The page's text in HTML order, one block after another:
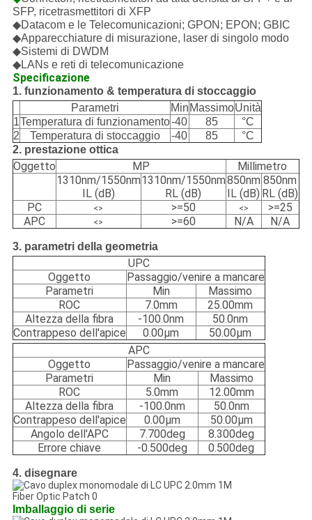
SFP, ricetrasmettitori di XFP
◆Datacom e le Telecomunicazioni; GPON; EPON; GBIC
◆Apparecchiature di misurazione, laser di singolo modo
◆Sistemi di DWDM
◆LANs e reti di telecomunicazione
Specificazione
1. funzionamento & temperatura di stoccaggio
Parametri
Min MassimoUnità
1Temperatura di funzionamento-40 85
°C
2
Temperatura di stoccaggio -40 85
°C
2. prestazione ottica
Oggetto MP
Millimetro
1310nm/1550nm
IL (dB)
1310nm/1550nm
RL (dB)
850nm
IL (dB)
850nm
RL (dB)
PC
<> >=50 <>
>=25
APC
<> >=60 N/A N/A
3. parametri della geometria
UPC
Oggetto
Passaggio/venire a mancare
Parametri
Min
Massimo
ROC
7.0mm
25.00mm
Altezza della fibra
-100.0nm
50.0nm
Contrappeso dell'apice
0.00μm
50.00μm
APC
Oggetto
Passaggio/venire a mancare
Parametri
Min
Massimo
ROC
5.0mm
12.00mm
Altezza della fibra
-100.0nm
50.0nm
Contrappeso dell'apice
0.00μm
50.00μm
Angolo dell'APC
7.700deg
8.300deg
Errore chiave
-0.500deg 0.500deg
4. disegnare
Imballaggio di serie